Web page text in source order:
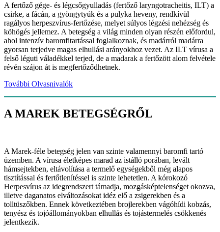
A fertőző gége- és légcsőgyulladás (fertőző laryngotracheitis, ILT) a
csirke, a fácán, a gyöngytyúk és a pulyka heveny, rendkívül
ragályos herpeszvírus-fertőzése, melyet súlyos légzési nehézség és
köhögés jellemez. A betegség a világ minden olyan részén előfordul,
ahol intenzív baromfitartással foglalkoznak, és madárról madárra
gyorsan terjedve magas elhullási arányokhoz vezet. Az ILT vírusa a
felső léguti váladékkel terjed, de a madarak a fertőzött alom felvétele
révén szájon át is megfertőződhetnek.
További Olvasnivalók
A MAREK BETEGSÉGRŐL
A Marek-féle betegség jelen van szinte valamennyi baromfi tartó
üzemben. A vírusa életképes marad az istálló porában, levált
hámsejtekben, eltávolítása a termelő egységekből még alapos
tisztítással és fertőtlenítéssel is szinte lehetetlen. A kórokozó
Herpesvírus az idegrendszert támadja, mozgásképtelenséget okozva,
illetve daganatos elváltozásokat idéz elő a zsigerekben és a
tolltüszőkben. Ennek következtében brojlerekben vágóhídi kobzás,
tenyész és tojóállományokban elhullás és tojástermelés csökkenés
jelentkezik.